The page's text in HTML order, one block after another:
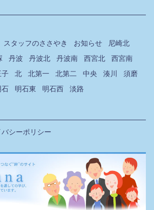
スタッフのささやき お知らせ
尼崎北
丹波 丹波北 丹波南 西宮北
西宮南
子 北 北第一 北第二 中央 湊川
須磨
石 明石東 明石西 淡路
シーポリシー